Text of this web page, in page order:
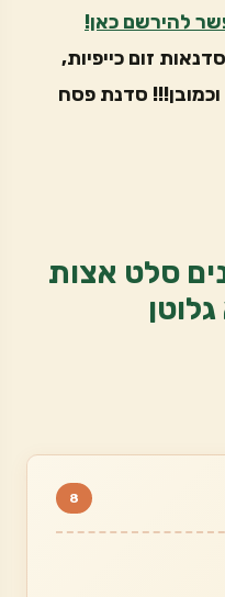
להירשם כאן!
זום כייפיות,
סדנת פסח
סלט אצות
8